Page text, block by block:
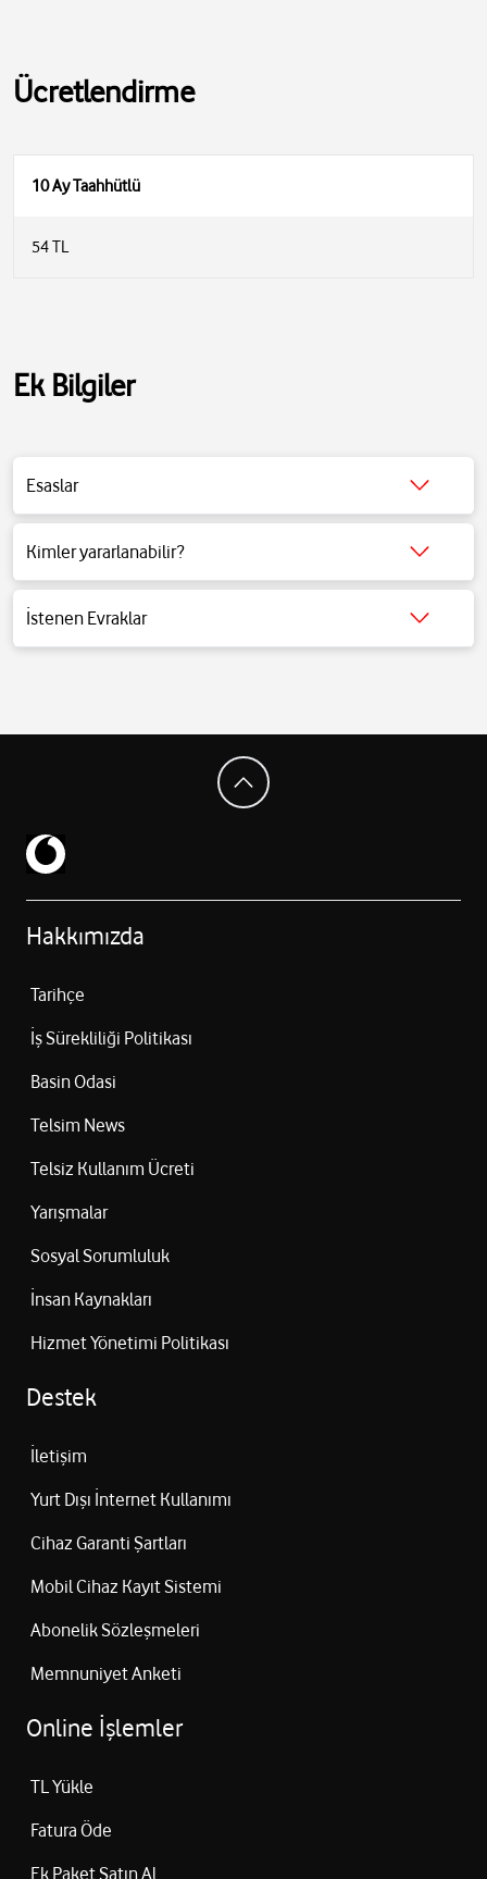
Ücretlendirme
10 Ay Taahhütlü
54 TL
Ek Bilgiler
Esaslar
Detaylı bilgi için tıklayınız.
Kimler yararlanabilir?
Detaylı bilgi için tıklayınız.
İstenen Evraklar
Detaylı bilgi için tıklayınız.
Hakkımızda
Tarihçe
İş Sürekliliği Politikası
Basin Odasi
Telsim News
Telsiz Kullanım Ücreti
Yarışmalar
Sosyal Sorumluluk
İnsan Kaynakları
Hizmet Yönetimi Politikası
Destek
İletişim
Yurt Dışı İnternet Kullanımı
Cihaz Garanti Şartları
Mobil Cihaz Kayıt Sistemi
Abonelik Sözleşmeleri
Memnuniyet Anketi
Online İşlemler
TL Yükle
Fatura Öde
Ek Paket Satın Al